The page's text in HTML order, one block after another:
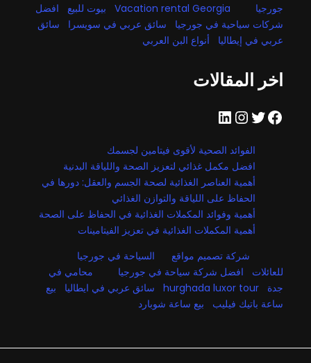
جورجيا
Vacation rental Georgia بيوت للبيع
افضل
شركات سياحية في جورجيا
سائق عربي في سويسرا
سائق
عربي في إيطاليا
أنواع البن العربي
اخر المقالات
فيسبوك تويتر إنستجرام لينكد إن
الفوائد الصحية لأقوى فيتامين لجسمك
افضل مكمل غذائي لتعزيز الصحة واللياقة البدنية
أهمية العناصر الغذائية لصحة الجسم والعقل: دورها في
الحفاظ على اللياقة والتوازن الغذائي
أهمية وفوائد المكملات الغذائية في الحفاظ على الصحة
أهمية المكملات الغذائية في تعزيز الفيتامينات
شركة تصميم مواقع
السياحة في جورجيا
للعائلات
افضل شركة سياحة في جورجيا
محامي في
جدة
hurghada luxor tour سائق عربي في ايطاليا
بيع
ساعة باتيك فيليب
بيع ساعة شوبارد